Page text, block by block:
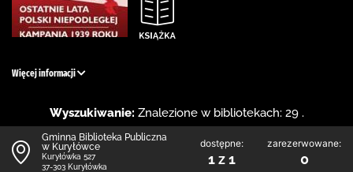
Więcej informacji
Wyszukiwanie: Znalezione w bibliotekach: 29 .
Gminna Biblioteka Publiczna
w Kuryłówce
Kuryłówka 527
37-303 Kuryłówka
dostępne:
1 z 1
zarezerwowane:
0